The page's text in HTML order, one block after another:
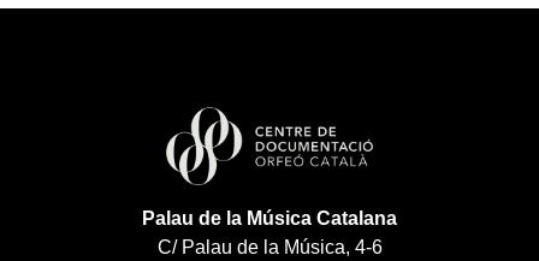
Palau de la Música Catalana
C/ Palau de la Música, 4-6